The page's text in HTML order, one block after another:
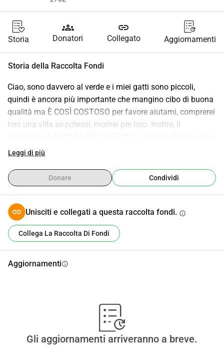
Storia
groups
Donatori
link
Collegato Aggiornamenti
Storia della Raccolta Fondi
Ciao, sono davvero al verde e i miei gatti sono piccoli,
quindi è ancora più importante che mangino cibo di buona
qualità ma È COSÌ COSTOSO per favore aiutami, comprerei
loro una villa se potessi, morirei per loro. Inoltre, il
1000000 vaccini quando sono cuccioli, non riesco a
grazie
Leggi di più
Donare Condividi
Unisciti e collegati a questa raccolta fondi. info
Collega La Raccolta Di Fondi
Aggiornamentiinfo
Gli aggiornamenti arriveranno a breve.